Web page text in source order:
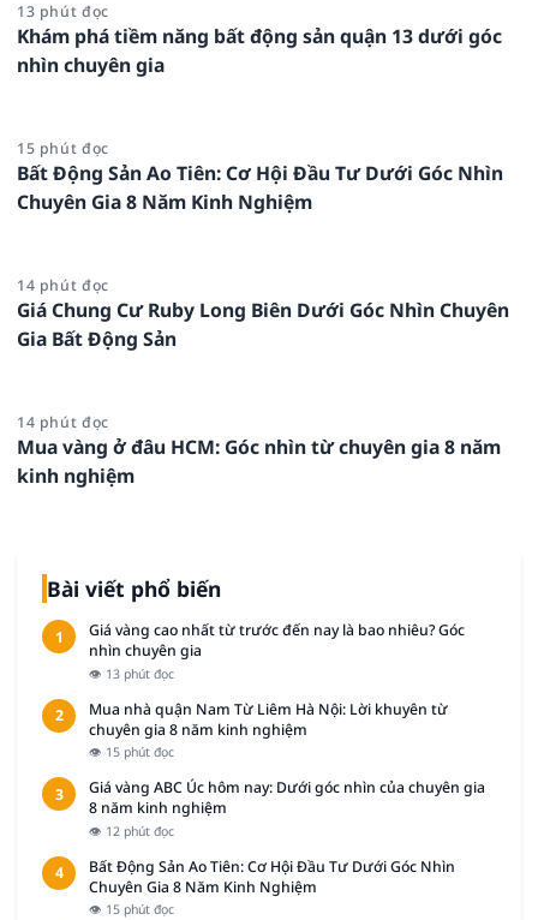
13 phút đọc
Khám phá tiềm năng bất động sản quận 13 dưới góc
nhìn chuyên gia
15 phút đọc
Bất Động Sản Ao Tiên: Cơ Hội Đầu Tư Dưới Góc Nhìn
Chuyên Gia 8 Năm Kinh Nghiệm
14 phút đọc
Giá Chung Cư Ruby Long Biên Dưới Góc Nhìn Chuyên
Gia Bất Động Sản
14 phút đọc
Mua vàng ở đâu HCM: Góc nhìn từ chuyên gia 8 năm
kinh nghiệm
Bài viết phổ biến
1
Giá vàng cao nhất từ trước đến nay là bao nhiêu? Góc
nhìn chuyên gia
👁 13 phút đọc
2
Mua nhà quận Nam Từ Liêm Hà Nội: Lời khuyên từ
chuyên gia 8 năm kinh nghiệm
👁 15 phút đọc
3
Giá vàng ABC Úc hôm nay: Dưới góc nhìn của chuyên gia
8 năm kinh nghiệm
👁 12 phút đọc
4
Bất Động Sản Ao Tiên: Cơ Hội Đầu Tư Dưới Góc Nhìn
Chuyên Gia 8 Năm Kinh Nghiệm
👁 15 phút đọc